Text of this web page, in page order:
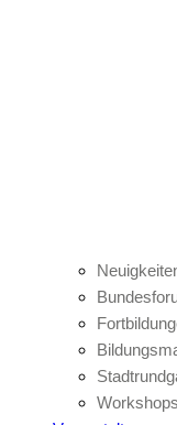
Workshops